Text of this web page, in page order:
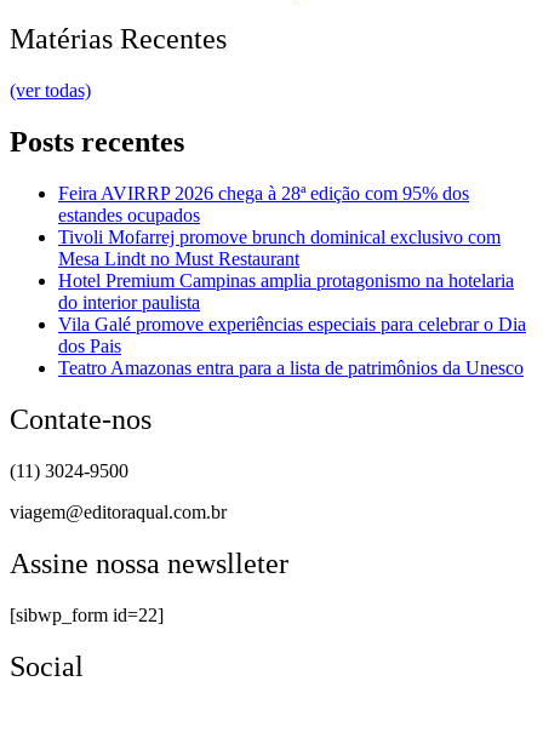
Matérias Recentes
(ver todas)
Posts recentes
Feira AVIRRP 2026 chega à 28ª edição com 95% dos
estandes ocupados
Tivoli Mofarrej promove brunch dominical exclusivo com
Mesa Lindt no Must Restaurant
Hotel Premium Campinas amplia protagonismo na hotelaria
do interior paulista
Vila Galé promove experiências especiais para celebrar o Dia
dos Pais
Teatro Amazonas entra para a lista de patrimônios da Unesco
Contate-nos
(11) 3024-9500
viagem@editoraqual.com.br
Assine nossa newslleter
[sibwp_form id=22]
Social